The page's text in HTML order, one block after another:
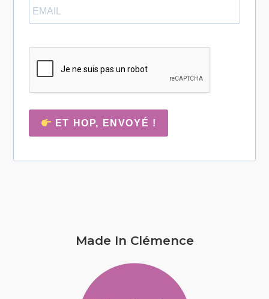
ET HOP, ENVOYÉ !
Made In Clémence